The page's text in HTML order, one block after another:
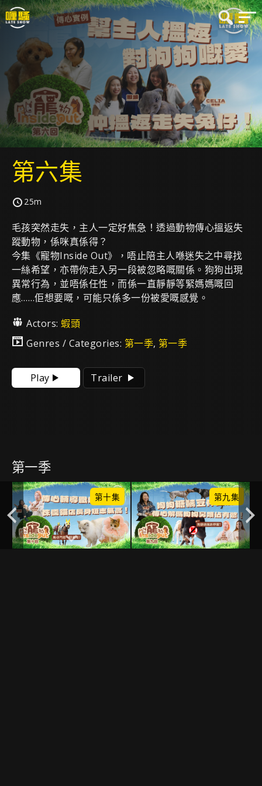
第六集
25m
毛孩突然走失，主人一定好焦急！透過動物傳心搵返失
蹤動物，係咪真係得？
今集《寵物Inside Out》，唔止陪主人喺迷失之中尋找
一絲希望，亦帶你走入另一段被忽略嘅關係。狗狗出現
異常行為，並唔係任性，而係一直靜靜等緊媽媽嘅回
應……佢想要嘅，可能只係多一份被愛嘅感覺。
Actors:蝦頭
Genres / Categories: 第一季, 第一季
Play Trailer
第一季
第十集 第九集